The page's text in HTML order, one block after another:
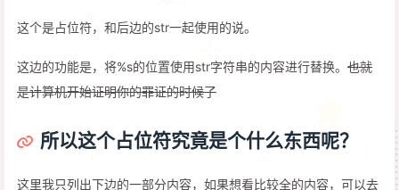
这个是占位符，和后边的str一起使用的说。
这边的功能是，将%s的位置使用str字符串的内容进行替换。 也就
是计算机开始证明你的罪证的时候了
所以这个占位符究竟是个什么东西呢？
这里我只列出下边的一部分内容，如果想看比较全的内容，可以去